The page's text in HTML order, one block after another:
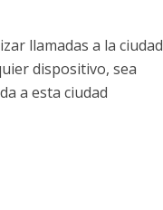
llamadas a la ciudad
dispositivo, sea
a esta ciudad